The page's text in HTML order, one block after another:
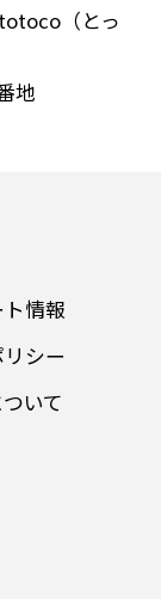
（とっ
地
情報
シー
いて